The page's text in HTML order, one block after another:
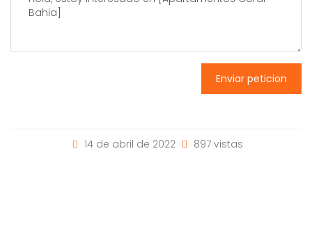
Enviar peticion
14 de abril de 2022 897 vistas